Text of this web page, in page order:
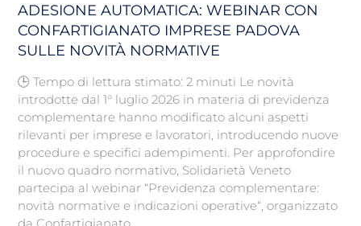
ADESIONE AUTOMATICA: WEBINAR CON
CONFARTIGIANATO IMPRESE PADOVA
SULLE NOVITÀ NORMATIVE
🕒 Tempo di lettura stimato: 2 minuti Le novità
introdotte dal 1° luglio 2026 in materia di previdenza
complementare hanno modificato alcuni aspetti
rilevanti per imprese e lavoratori, introducendo nuove
procedure e specifici adempimenti. Per approfondire
il nuovo quadro normativo, Solidarietà Veneto
partecipa al webinar “Previdenza complementare:
novità normative e indicazioni operative“, organizzato